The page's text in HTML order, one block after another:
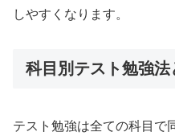
しやすくなります。
科目別テスト勉強
テスト勉強は全ての科目で